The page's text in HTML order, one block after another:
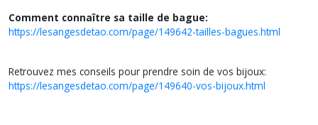
Comment connaître sa taille de bague:
https://lesangesdetao.com/page/149642-tailles-bagues.html
Retrouvez mes conseils pour prendre soin de vos bijoux:
https://lesangesdetao.com/page/149640-vos-bijoux.html